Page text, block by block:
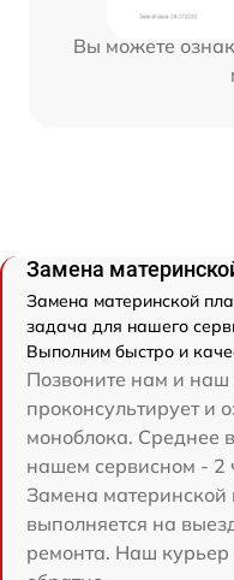
Вы можете
Замена
Замена материнской
задача для нашего
Выполним быстро и
Позвоните нам и наш
проконсультирует и
моноблока. Среднее
нашем сервисном - 2
Замена материнской
выполняется на
ремонта. Наш курьер